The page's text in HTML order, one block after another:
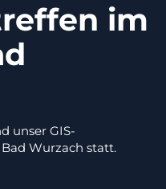
im
unser GIS-
Wurzach statt.